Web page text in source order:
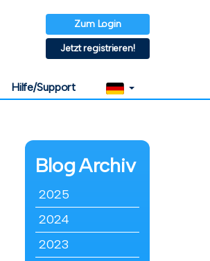
Zum Login
Jetzt registrieren!
Hilfe/Support
BlogArchiv
2025
2024
2023